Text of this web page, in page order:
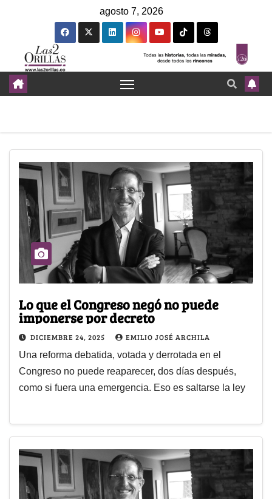
agosto 7, 2026
Lo que el Congreso negó no puede
imponerse por decreto
DICIEMBRE 24, 2025 EMILIO JOSÉ ARCHILA
Una reforma debatida, votada y derrotada en el
Congreso no puede reaparecer, dos días después,
como si fuera una emergencia. Eso es saltarse la ley